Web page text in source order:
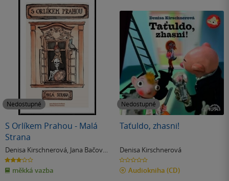
Nedostupné
S Orlíkem Prahou - Malá
Strana
Denisa Kirschnerová, Jana Bačová
Kroftová
3.0
z
5
hvězdiček
měkká vazba
Nedostupné
Taťuldo, zhasni!
Denisa Kirschnerová
0.0
z
5
hvězdiček
Audiokniha (CD)